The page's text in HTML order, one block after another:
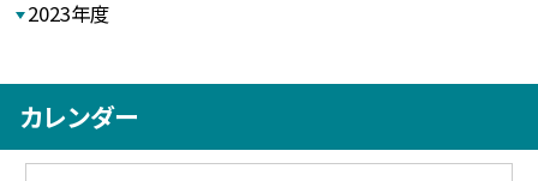
2023年度
カレンダー